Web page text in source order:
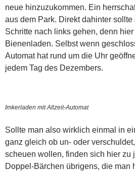
neue hinzuzukommen. Ein
aus dem Park. Direkt dahinter
Schritte nach links gehen, denn
Bienenladen. Selbst wenn
Automat hat rund um die Uhr
jedem Tag des Dezembers.
Imkerladen mit Allzeit-Automat
Sollte man also wirklich einmal in
ganz gleich ob un- oder
scheuen wollen, finden sich hier zu
Doppel-Bärchen übrigens, die man